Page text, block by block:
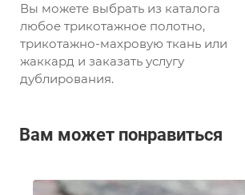
Вы можете выбрать из каталога
любое трикотажное полотно,
трикотажно-махровую ткань или
жаккард и заказать услугу
дублирования.
Вам может понравиться